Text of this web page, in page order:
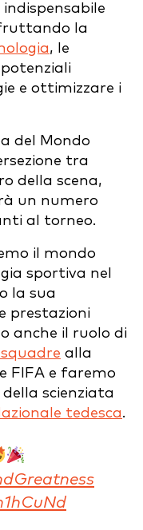
la
, le
e ottimizzare i
del Mondo
tra
della scena,
un numero
al torneo.
il mondo
sportiva nel
la sua
prestazioni
anche il ruolo di
alla
FIFA e faremo
scienziata
tedesca.